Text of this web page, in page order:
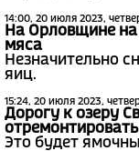
14:00, 20 июля 2023,
На Орловщине на
мяса
Незначительно
яиц.
15:24, 20 июля 2023,
Дорогу к озеру
Это будет